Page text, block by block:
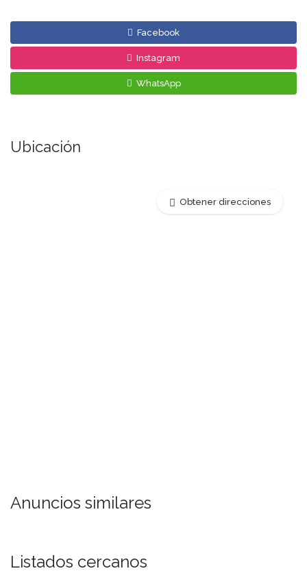
Facebook
Instagram
WhatsApp
Ubicación
Obtener direcciones
Anuncios similares
Listados cercanos